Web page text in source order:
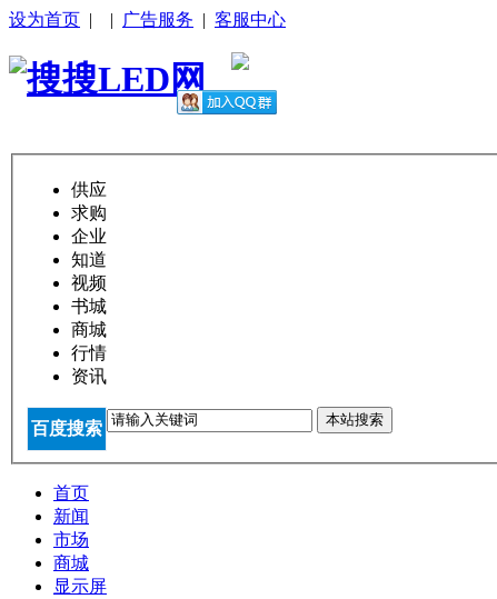
设为首页 | | 广告服务 | 客服中心
供应
求购
企业
知道
视频
书城
商城
行情
资讯
百度搜索 本站搜索
首页
新闻
市场
商城
显示屏